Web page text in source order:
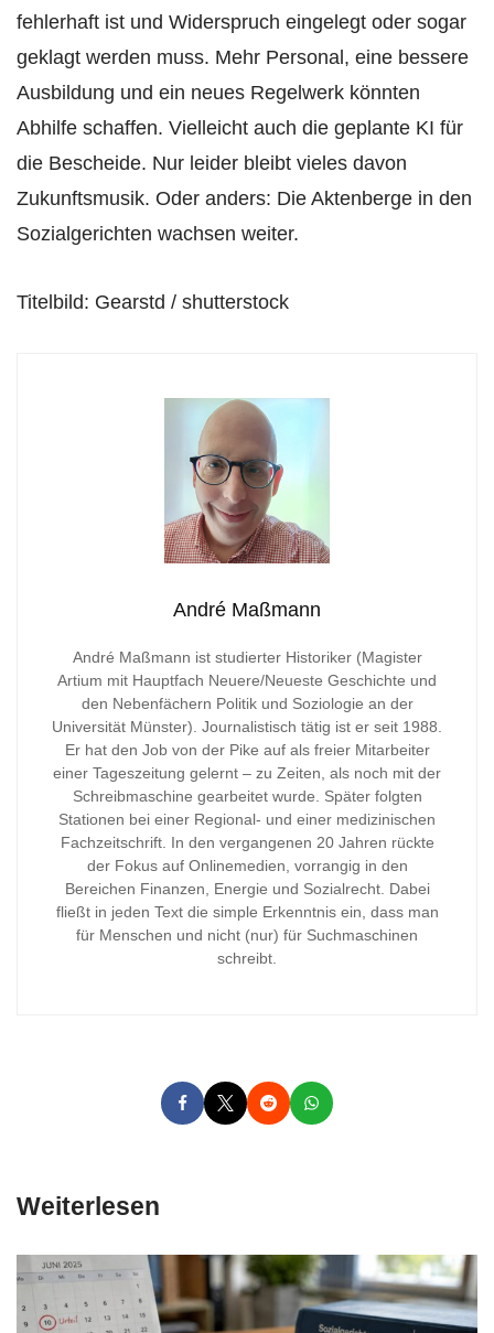
fehlerhaft ist und Widerspruch eingelegt oder sogar
geklagt werden muss. Mehr Personal, eine bessere
Ausbildung und ein neues Regelwerk könnten
Abhilfe schaffen. Vielleicht auch die geplante KI für
die Bescheide. Nur leider bleibt vieles davon
Zukunftsmusik. Oder anders: Die Aktenberge in den
Sozialgerichten wachsen weiter.
Titelbild: Gearstd / shutterstock
André Maßmann
André Maßmann ist studierter Historiker (Magister
Artium mit Hauptfach Neuere/Neueste Geschichte und
den Nebenfächern Politik und Soziologie an der
Universität Münster). Journalistisch tätig ist er seit 1988.
Er hat den Job von der Pike auf als freier Mitarbeiter
einer Tageszeitung gelernt – zu Zeiten, als noch mit der
Schreibmaschine gearbeitet wurde. Später folgten
Stationen bei einer Regional- und einer medizinischen
Fachzeitschrift. In den vergangenen 20 Jahren rückte
der Fokus auf Onlinemedien, vorrangig in den
Bereichen Finanzen, Energie und Sozialrecht. Dabei
fließt in jeden Text die simple Erkenntnis ein, dass man
für Menschen und nicht (nur) für Suchmaschinen
schreibt.
Weiterlesen